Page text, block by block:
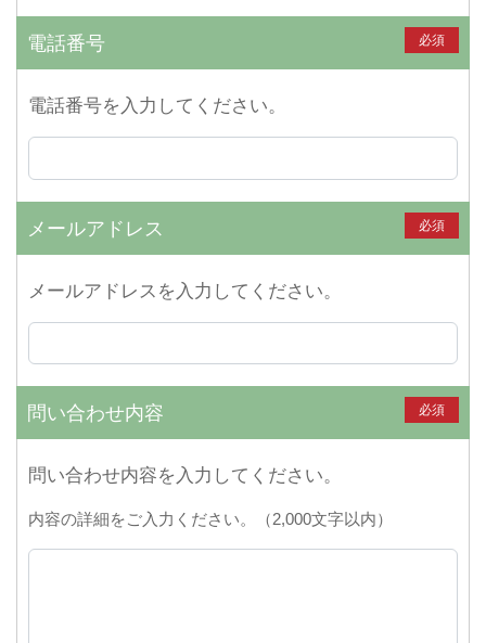
電話番号 必須
電話番号を入力してください。
メールアドレス 必須
メールアドレスを入力してください。
問い合わせ内容 必須
問い合わせ内容を入力してください。
内容の詳細をご入力ください。（2,000文字以内）